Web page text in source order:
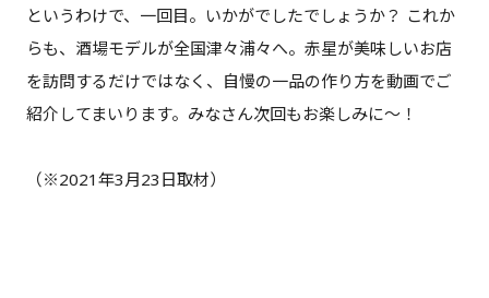
というわけで、一回目。いかがでしたでしょうか？ これか
らも、酒場モデルが全国津々浦々へ。赤星が美味しいお店
を訪問するだけではなく、自慢の一品の作り方を動画でご
紹介してまいります。みなさん次回もお楽しみに～！
（※2021年3月23日取材）